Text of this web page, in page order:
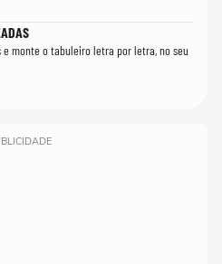
monte o tabuleiro letra por letra, no seu